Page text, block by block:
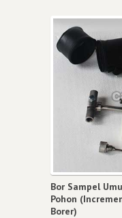
Bor Sampel
Pohon
Borer)